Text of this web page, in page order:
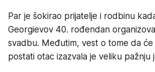
Par je šokirao prijatelje i rodbinu
Georgievov 40. rođendan
svadbu. Međutim, vest o tome da će
postati otac izazvala je veliku pažnju